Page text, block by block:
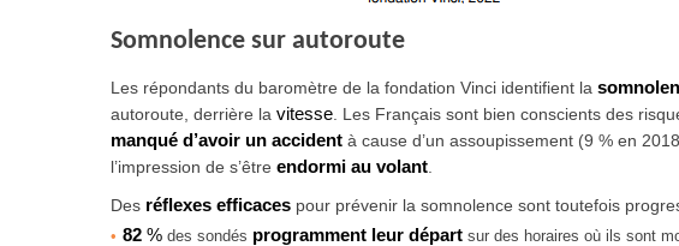
Somnolence sur autoroute
Les répondants du baromètre de la fondation Vinci identifient la
autoroute, derrière la vitesse . Les Français sont bien conscients des
manqué d’avoir un accident à cause d’un assoupissement (9 % en
l’impression de s’être endormi au volant
Des réflexes efficaces pour prévenir la somnolence sont toutefois
82 % des sondés programment leur départ sur des horaires où ils sont